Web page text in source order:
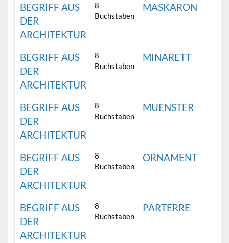
BEGRIFF AUS
DER
ARCHITEKTUR
8
Buchstaben
MASKARON
BEGRIFF AUS
DER
ARCHITEKTUR
8
Buchstaben
MINARETT
BEGRIFF AUS
DER
ARCHITEKTUR
8
Buchstaben
MUENSTER
BEGRIFF AUS
DER
ARCHITEKTUR
8
Buchstaben
ORNAMENT
BEGRIFF AUS
DER
ARCHITEKTUR
8
Buchstaben
PARTERRE